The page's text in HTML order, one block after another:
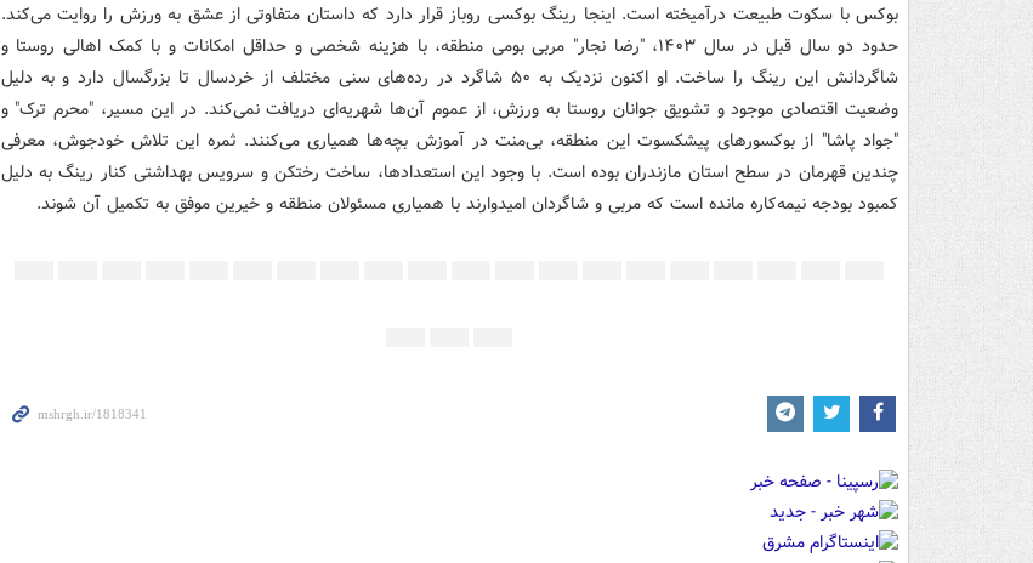
بوکس با سکوت طبیعت درآمیخته است. اینجا رینگ بوکسی روباز قرار دارد که داستان متفاوتی از عشق به ورزش را روایت می‌کند.
حدود دو سال قبل در سال ۱۴۰۳، "رضا نجار" مربی بومی منطقه، با هزینه شخصی و حداقل امکانات و با کمک اهالی روستا و
شاگردانش این رینگ را ساخت. او اکنون نزدیک به ۵۰ شاگرد در رده‌های سنی مختلف از خردسال تا بزرگسال دارد و به دلیل
وضعیت اقتصادی موجود و تشویق جوانان روستا به ورزش، از عموم آن‌ها شهریه‌ای دریافت نمی‌کند. در این مسیر، "محرم ترک" و
"جواد پاشا" از بوکسورهای پیشکسوت این منطقه، بی‌منت در آموزش بچه‌ها همیاری می‌کنند. ثمره این تلاش خودجوش، معرفی
چندین قهرمان در سطح استان مازندران بوده است. با وجود این استعدادها، ساخت رختکن و سرویس بهداشتی کنار رینگ به دلیل
کمبود بودجه نیمه‌کاره مانده است که مربی و شاگردان امیدوارند با همیاری مسئولان منطقه و خیرین موفق به تکمیل آن شوند.